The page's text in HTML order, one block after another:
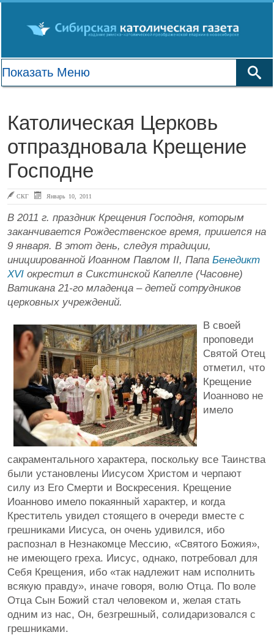
Католическая Церковь
отпраздновала Крещение
Господне
СКГ Январь 10, 2011
В 2011 г. праздник Крещения Господня, которым
заканчивается Рождественское время, пришелся на
9 января. В этот день, следуя традиции,
инициированной Иоанном Павлом II, Папа Бенедикт
XVI окрестил в Сикстинской Капелле (Часовне)
Ватикана 21-го младенца – детей сотрудников
церковных учреждений.
В своей
проповеди
Святой Отец
отметил, что
Крещение
Иоанново не
имело
сакраментального характера, поскольку все Таинства
были установлены Иисусом Христом и черпают
силу из Его Смерти и Воскресения. Крещение
Иоанново имело покаянный характер, и когда
Креститель увидел стоящего в очереди вместе с
грешниками Иисуса, он очень удивился, ибо
распознал в Незнакомце Мессию, «Святого Божия»,
не имеющего греха. Иисус, однако, потребовал для
Себя Крещения, ибо «так надлежит нам исполнить
всякую правду», иначе говоря, волю Отца. По воле
Отца Сын Божий стал человеком и, желая стать
одним из нас, Он, безгрешный, солидаризовался с
грешниками.